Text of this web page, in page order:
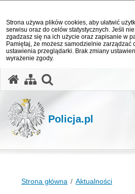
Strona używa plików cookies, aby ułatwić
serwisu oraz do celów statystycznych. Jeśli
zgadzasz się na ich użycie oraz zapisanie w
Pamiętaj, że możesz samodzielnie zarządzać
ustawienia przeglądarki. Brak zmiany
wyrażenie zgody.
Policja.pl
Strona główna Aktualności